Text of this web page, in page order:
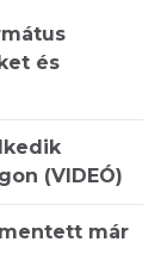
és
(VIDEÓ)
már